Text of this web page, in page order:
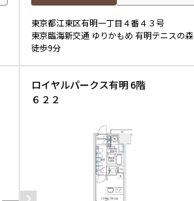
東京都江東区有明一丁目４番４３号
東京臨海新交通 ゆりかもめ 有明テニスの森
徒歩9分
ロイヤルパークス有明 6階
６２２